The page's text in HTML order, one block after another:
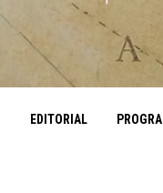
EDITORIAL